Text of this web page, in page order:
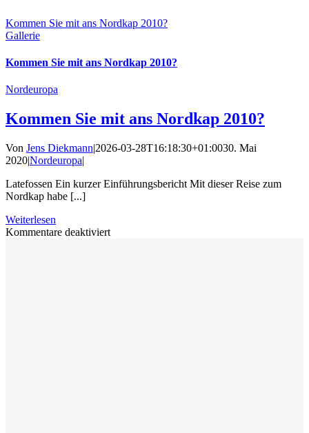
Kommen Sie mit ans Nordkap 2010?
Gallerie
Kommen Sie mit ans Nordkap 2010?
Nordeuropa
Kommen Sie mit ans Nordkap 2010?
Von Jens Diekmann|2026-03-28T16:18:30+01:0030. Mai
2020|Nordeuropa|
Latefossen Ein kurzer Einführungsbericht Mit dieser Reise zum
Nordkap habe [...]
Weiterlesen
Kommentare deaktiviertfür